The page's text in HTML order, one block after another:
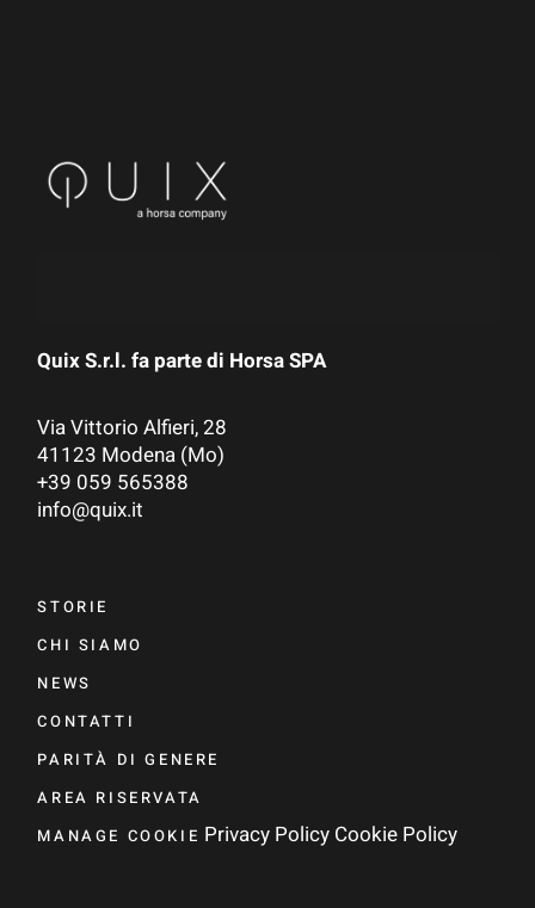
Quix S.r.l. fa parte di Horsa SPA
Via Vittorio Alfieri, 28
41123 Modena (Mo)
+39 059 565388
info@quix.it
STORIE
CHI SIAMO
NEWS
CONTATTI
PARITÀ DI GENERE
AREA RISERVATA
MANAGE COOKIE Privacy Policy Cookie Policy